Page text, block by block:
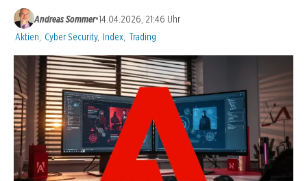
Andreas Sommer•14.04.2026, 21:46 Uhr
Kategorien:
Aktien Cyber Security, Index Trading